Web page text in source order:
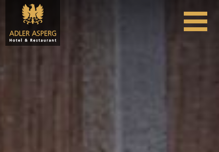
Skip to content